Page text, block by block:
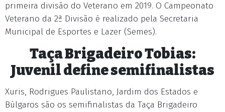
primeira divisão do Veterano em 2019. O Campeonato
Veterano da 2ª Divisão é realizado pela Secretaria
Municipal de Esportes e Lazer (Semes).
Taça Brigadeiro Tobias:
Juvenil define semifinalistas
Xuris, Rodrigues Paulistano, Jardim dos Estados e
Búlgaros são os semifinalistas da Taça Brigadeiro